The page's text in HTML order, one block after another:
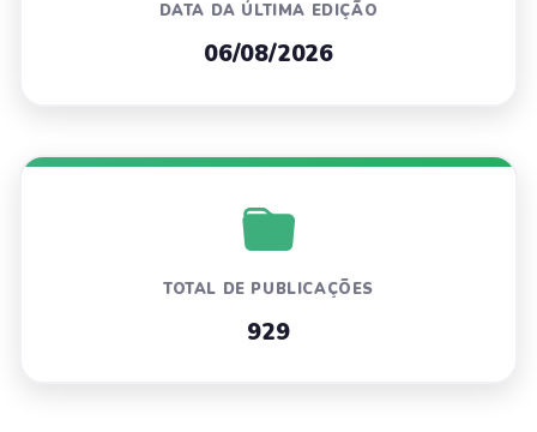
DATA DA ÚLTIMA EDIÇÃO
06/08/2026
TOTAL DE PUBLICAÇÕES
929